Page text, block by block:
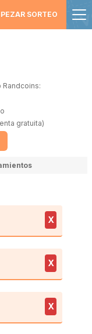
SORTEO
Randcoins:
gratuita)
X
X
X